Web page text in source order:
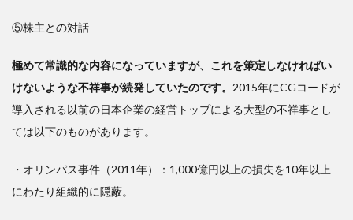
⑤株主との対話
極めて常識的な内容になっていますが、これを策定しなければい
けないような不祥事が続発していたのです。 2015年にCGコードが
導入される以前の日本企業の経営トップによる大型の不祥事とし
ては以下のものがあります。
・オリンパス事件（2011年）：1,000億円以上の損失を10年以上
にわたり組織的に隠蔽。